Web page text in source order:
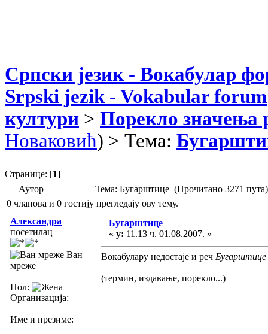
Српски језик - Вокабулар
Srpski jezik - Vokabular forum
култури > Порекло значења
Новаковић) > Тема:
Странице: [1]
Аутор
Тема: Бугарштице (Прочитано 3271 пута)
0 чланова и 0 гостију прегледају ову тему.
Александра
посетилац
Ван
мреже
Пол:
Организација:
Име и презиме:
Бугарштице
« у: 11.13 ч. 01.08.2007. »
Вокабулару недостаје и реч Бугарштице
(термин, издавање, порекло...)